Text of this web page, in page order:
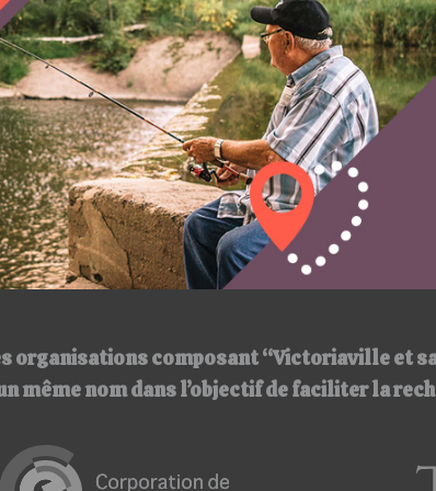
organisations composant “Victoriaville et
même nomdans l’objectif de faciliter la